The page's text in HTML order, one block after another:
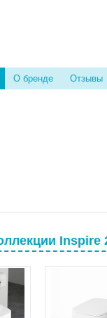
О бренде Отзывы
Inspire